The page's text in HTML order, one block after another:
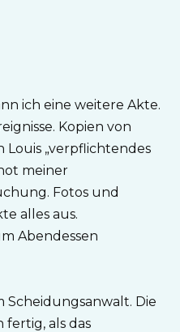
ich eine weitere Akte.
Kopien von
„verpflichtendes
meiner
Fotos und
alles aus.
Abendessen
Scheidungsanwalt. Die
fertig, als das